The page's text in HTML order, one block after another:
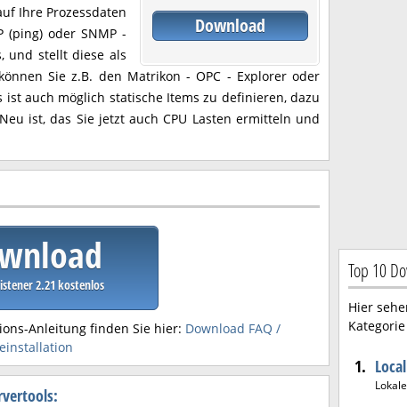
Download
Ihre Prozessdaten
(ping) oder SNMP -
und stellt diese als
Sie z.B. den Matrikon - OPC - Explorer oder
ist auch möglich statische Items zu definieren, dazu
ist, das Sie jetzt auch CPU Lasten ermitteln und
2.21 kostenlos
Anleitung finden Sie hier: Download FAQ /
Top 10
Hier
1.